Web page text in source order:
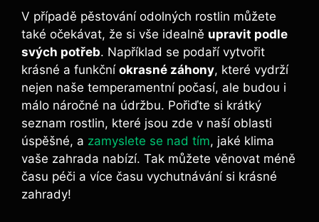
V případě pěstování odolných rostlin můžete
také očekávat, že si vše idealně upravit podle
svých potřeb. Například se podaří vytvořit
krásné a funkční okrasné záhony, které vydrží
nejen naše temperamentní počasí, ale budou i
málo náročné na údržbu. Pořiďte si krátký
seznam rostlin, které jsou zde v naší oblasti
úspěšné, a zamyslete se nad tím, jaké klima
vaše zahrada nabízí. Tak můžete věnovat méně
času péči a více času vychutnávání si krásné
zahrady!